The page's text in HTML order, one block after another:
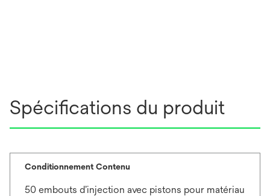
Spécifications du produit
Conditionnement Contenu
50 embouts d’injection avec pistons pour matériau